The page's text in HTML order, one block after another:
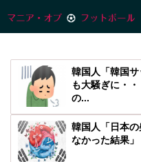
韓国人「韓国
も大騒ぎに・
の...
韓国人「日本
なかった結果」